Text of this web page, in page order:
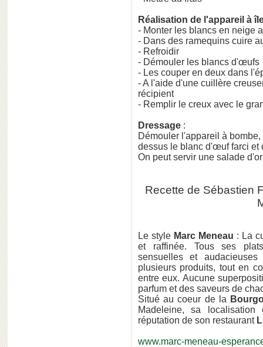
Réalisation de l'appareil à
- Monter les blancs en neige
- Dans des ramequins cuire
- Refroidir
- Démouler les blancs d'œufs
- Les couper en deux dans
- A l'aide d'une cuillère
récipient
- Remplir le creux avec le
Dressage :
Démouler l'appareil à
dessus le blanc d'œuf farci et
On peut servir une salade
Recette de Sébastien
Le style Marc Meneau : La
et raffinée. Tous ses
sensuelles et
plusieurs produits, tout en
entre eux. Aucune
parfum et des saveurs de
Situé au coeur de la
Madeleine, sa
réputation de son restaurant
www.marc-meneau-